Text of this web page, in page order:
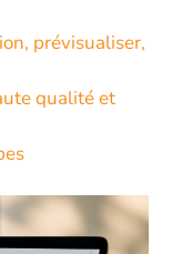
prévisualiser,
qualité et